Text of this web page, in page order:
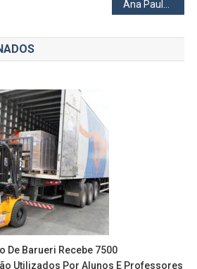
De Barueri Recebe 7500
Utilizados Por Alunos E Professores